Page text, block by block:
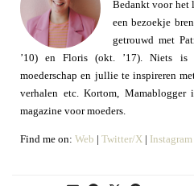
Bedankt voor het
een bezoekje
getrouwd met
’10) en Floris (okt. ’17). Niets
moederschap en jullie te inspireren
verhalen etc. Kortom,
magazine voor moeders.
Find me on: Web | Twitter/X | Instagram